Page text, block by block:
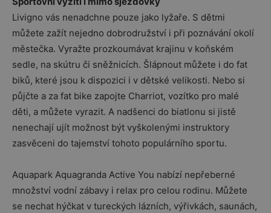
Livigno vás nenadchne pouze jako lyžaře. S dětmi
můžete zažít nejedno dobrodružství i při poznávání okolí
městečka. Vyražte prozkoumávat krajinu v koňském
sedle, na skútru či sněžnicích. Šlápnout můžete i do fat
biků, které jsou k dispozici i v dětské velikosti. Nebo si
půjčte a za fat bike zapojte Charriot, vozítko pro malé
děti, a můžete vyrazit. A nadšenci do biatlonu si jistě
nenechají ujít možnost být vyškolenými instruktory
zasvěceni do tajemství tohoto populárního sportu.
Aquapark Aquagranda Active You nabízí nepřeberné
množství vodní zábavy i relax pro celou rodinu. Můžete
se nechat hýčkat v tureckých lázních, výřivkách, saunách,